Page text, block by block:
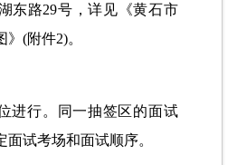
东路29号，详见《黄石市
(附件2)。
进行。同一抽签区的面试
试考场和面试顺序。